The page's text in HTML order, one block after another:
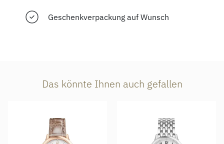
Geschenkverpackung auf Wunsch
Das könnte Ihnen auch gefallen